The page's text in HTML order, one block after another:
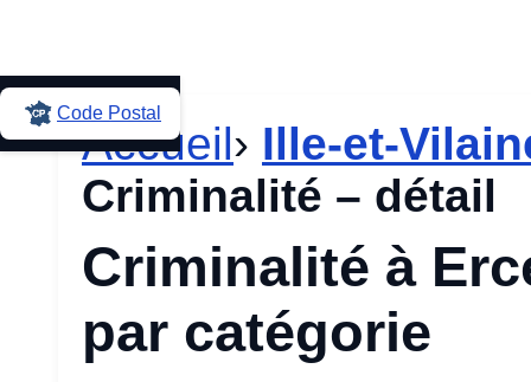
Code Postal
Accueil› Ille-et-
Criminalité – détail
Criminalité à
par catégorie